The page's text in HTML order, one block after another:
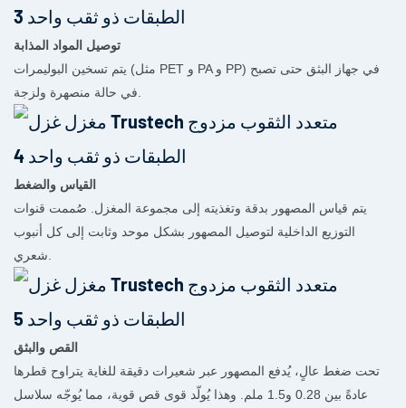
توصيل المواد المذابة
يتم تسخين البوليمرات (مثل PET و PA و PP) في جهاز البثق حتى تصبح
في حالة منصهرة ولزجة.
القياس والضغط
يتم قياس المصهور بدقة وتغذيته إلى مجموعة المغزل. صُممت قنوات
التوزيع الداخلية لتوصيل المصهور بشكل موحد وثابت إلى كل أنبوب
شعري.
القص والبثق
تحت ضغط عالٍ، يُدفع المصهور عبر شعيرات دقيقة للغاية يتراوح قطرها
عادةً بين 0.28 و1.5 ملم. وهذا يُولّد قوى قص قوية، مما يُوجّه سلاسل